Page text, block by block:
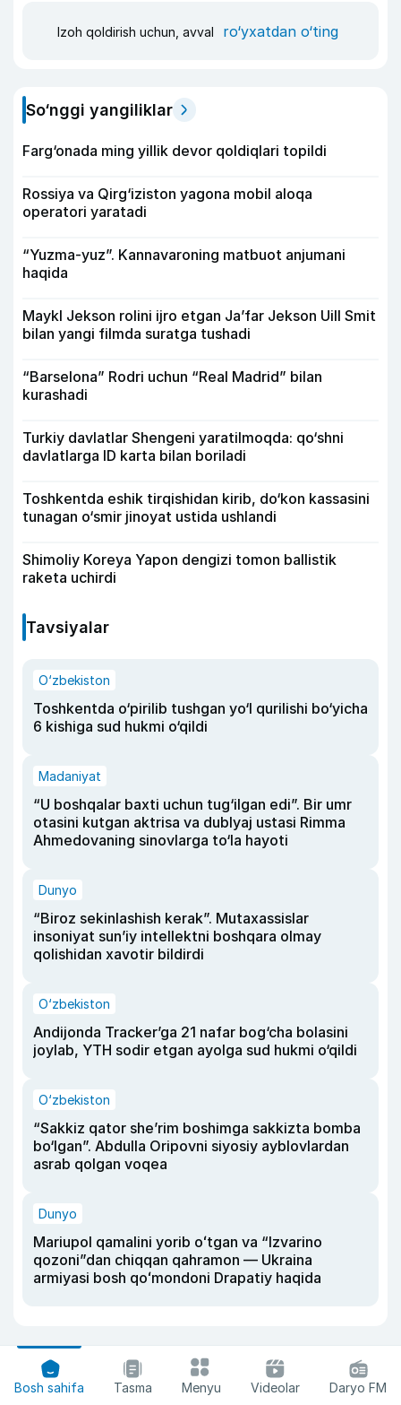
Izoh qoldirish uchun, avval ro‘yxatdan o‘ting
So‘nggi yangiliklar
Farg‘onada ming yillik devor qoldiqlari topildi
Rossiya va Qirg‘iziston yagona mobil aloqa
operatori yaratadi
“Yuzma-yuz”. Kannavaroning matbuot anjumani
haqida
Maykl Jekson rolini ijro etgan Ja’far Jekson Uill Smit
bilan yangi filmda suratga tushadi
“Barselona” Rodri uchun “Real Madrid” bilan
kurashadi
Turkiy davlatlar Shengeni yaratilmoqda: qo‘shni
davlatlarga ID karta bilan boriladi
Toshkentda eshik tirqishidan kirib, do‘kon kassasini
tunagan o‘smir jinoyat ustida ushlandi
Shimoliy Koreya Yapon dengizi tomon ballistik
raketa uchirdi
Tavsiyalar
O‘zbekiston
Toshkentda o‘pirilib tushgan yo‘l qurilishi bo‘yicha
6 kishiga sud hukmi o‘qildi
Madaniyat
“U boshqalar baxti uchun tug‘ilgan edi”. Bir umr
otasini kutgan aktrisa va dublyaj ustasi Rimma
Ahmedovaning sinovlarga to‘la hayoti
Dunyo
“Biroz sekinlashish kerak”. Mutaxassislar
insoniyat sun’iy intellektni boshqara olmay
qolishidan xavotir bildirdi
O‘zbekiston
Andijonda Tracker’ga 21 nafar bog‘cha bolasini
joylab, YTH sodir etgan ayolga sud hukmi o‘qildi
O‘zbekiston
“Sakkiz qator she’rim boshimga sakkizta bomba
bo‘lgan”. Abdulla Oripovni siyosiy ayblovlardan
asrab qolgan voqea
Dunyo
Mariupol qamalini yorib oʻtgan va “Izvarino
qozoni”dan chiqqan qahramon — Ukraina
armiyasi bosh qoʻmondoni Drapatiy haqida
Bosh sahifa Tasma Menyu Videolar Daryo FM